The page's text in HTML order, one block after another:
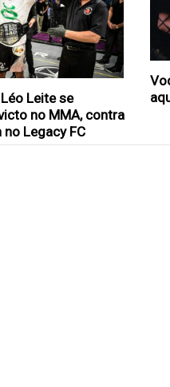
Leite se
no MMA, contra
no Legacy FC